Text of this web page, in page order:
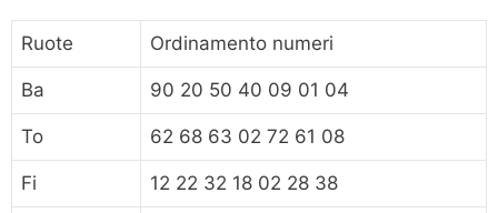
Ruote Ordinamento numeri
Ba 90 20 50 40 09 01 04
To 62 68 63 02 72 61 08
Fi 12 22 32 18 02 28 38